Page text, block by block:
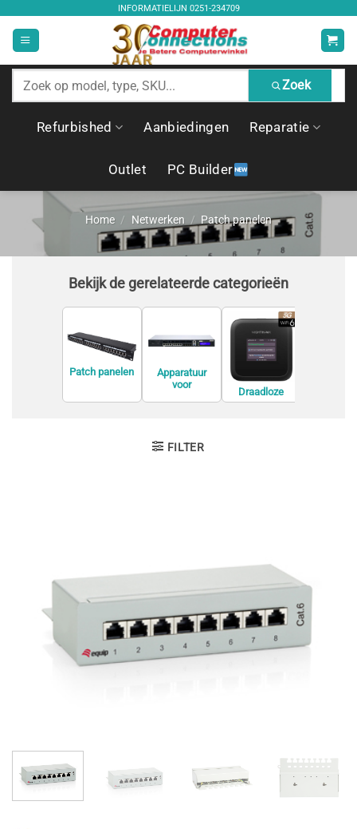
inhoud
INFORMATIELIJN 0251-234709
Zoek
producten
Zoek
Refurbished Aanbiedingen Reparatie
Outlet PC Builder
Home / Netwerken / Patch panelen
Bekijk de gerelateerde categorieën
Patch panelen
Apparatuur
voor
Draadloze
routers
FILTER